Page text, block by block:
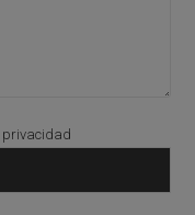
this field empty.
privacidad